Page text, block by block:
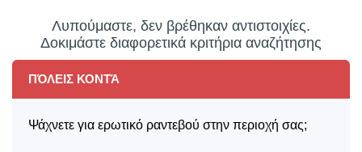
Λυπούμαστε, δεν βρέθηκαν αντιστοιχίες.
Δοκιμάστε διαφορετικά κριτήρια αναζήτησης
ΠΌΛΕΙΣ ΚΟΝΤΆ
Ψάχνετε για ερωτικό ραντεβού στην περιοχή σας;